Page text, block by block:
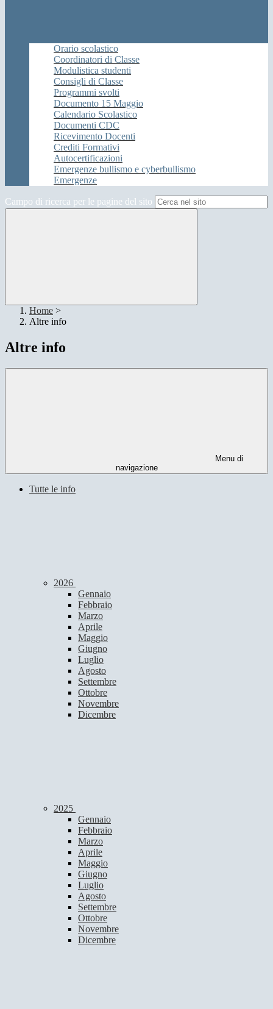
Orario scolastico
Coordinatori di Classe
Modulistica studenti
Consigli di Classe
Programmi svolti
Documento 15 Maggio
Calendario Scolastico
Documenti CDC
Ricevimento Docenti
Crediti Formativi
Autocertificazioni
Emergenze bullismo e cyberbullismo
Emergenze
Campo di ricerca per le pagine del sito
Home >
Altre info
Altre info
Menu di
navigazione
Tutte le info
2026
Gennaio
Febbraio
Marzo
Aprile
Maggio
Giugno
Luglio
Agosto
Settembre
Ottobre
Novembre
Dicembre
2025
Gennaio
Febbraio
Marzo
Aprile
Maggio
Giugno
Luglio
Agosto
Settembre
Ottobre
Novembre
Dicembre